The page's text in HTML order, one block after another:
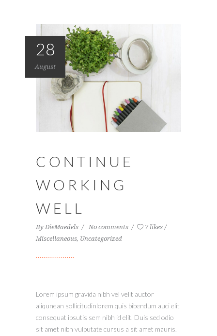
28
August
CONTINUE
WORKING
WELL
By DieMaedels No comments
7 likes
Miscellaneous, Uncategorized
Lorem ipsum gravida nibh vel velit auctor
aliqunean sollicitudinlorem quis bibendum auci elit
consequat ipsutis sem nibh id elit. Duis sed odio
sit amet nibh vulputate cursus a sit amet mauris.